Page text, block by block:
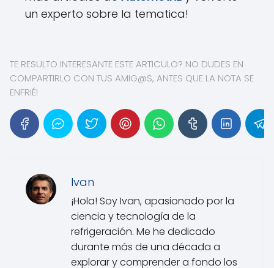
un experto sobre la tematica!
TE RESULTO INTERESANTE ESTE ARTICULO? NO DUDES EN
COMPARTIRLO CON TUS AMIG@S, ANTES QUE LA NOTA SE
ENFRIÉ!
Ivan
¡Hola! Soy Ivan, apasionado por la
ciencia y tecnología de la
refrigeración. Me he dedicado
durante más de una década a
explorar y comprender a fondo los